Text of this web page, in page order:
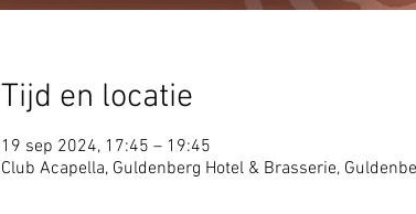
Tijd en locatie
19 sep 2024, 17:45 – 19:45
Club Acapella, Guldenberg Hotel & Brasserie,